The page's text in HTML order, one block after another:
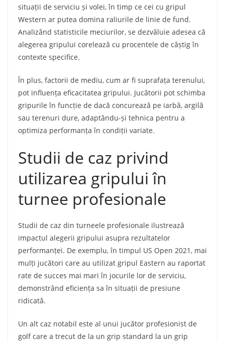
situații de serviciu și volei, în timp ce cei cu gripul
Western ar putea domina raliurile de linie de fund.
Analizând statisticile meciurilor, se dezvăluie adesea că
alegerea gripului corelează cu procentele de câștig în
contexte specifice.
În plus, factorii de mediu, cum ar fi suprafața terenului,
pot influența eficacitatea gripului. Jucătorii pot schimba
gripurile în funcție de dacă concurează pe iarbă, argilă
sau terenuri dure, adaptându-și tehnica pentru a
optimiza performanța în condiții variate.
Studii de caz privind
utilizarea gripului în
turnee profesionale
Studii de caz din turneele profesionale ilustrează
impactul alegerii gripului asupra rezultatelor
performanței. De exemplu, în timpul US Open 2021, mai
mulți jucători care au utilizat gripul Eastern au raportat
rate de succes mai mari în jocurile lor de serviciu,
demonstrând eficiența sa în situații de presiune
ridicată.
Un alt caz notabil este al unui jucător profesionist de
golf care a trecut de la un grip standard la un grip